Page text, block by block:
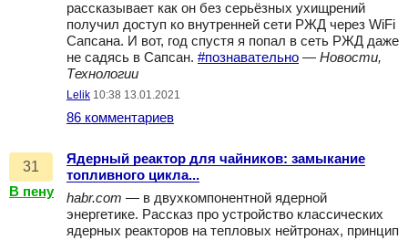
рассказывает как он без серьёзных ухищрений
получил доступ ко внутренней сети РЖД через WiFi
Сапсана. И вот, год спустя я попал в сеть РЖД даже
не садясь в Сапсан. #познавательно — Новости,
Технологии
Lelik 10:38 13.01.2021
86 комментариев
31
В пену
Ядерный реактор для чайников: замыкание
топливного цикла...
habr.com — в двухкомпонентной ядерной
энергетике. Рассказ про устройство классических
ядерных реакторов на тепловых нейтронах, принцип